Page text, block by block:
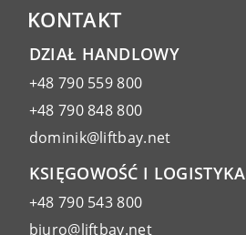
KONTAKT
DZIAŁ HANDLOWY
+48 790 559 800
+48 790 848 800
dominik@liftbay.net
KSIĘGOWOŚĆ I LOGISTYKA
+48 790 543 800
biuro@liftbay.net